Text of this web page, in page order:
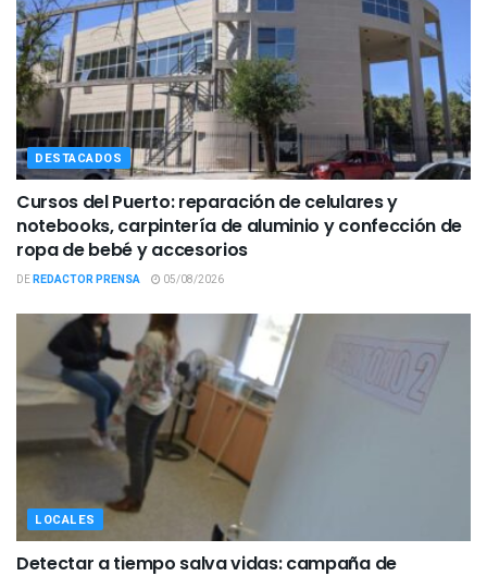
DESTACADOS
Cursos del Puerto: reparación de celulares y
notebooks, carpintería de aluminio y confección de
ropa de bebé y accesorios
DEREDACTOR PRENSA 05/08/2026
LOCALES
Detectar a tiempo salva vidas: campaña de